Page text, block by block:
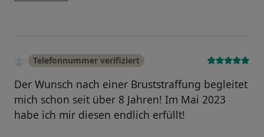
Telefonnummer verifiziert
Der Wunsch nach einer Bruststraffung begleitet
mich schon seit über 8 Jahren! Im Mai 2023
habe ich mir diesen endlich erfüllt!